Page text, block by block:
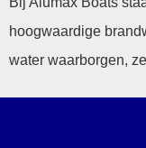
hoogwaardige
water waarborgen,